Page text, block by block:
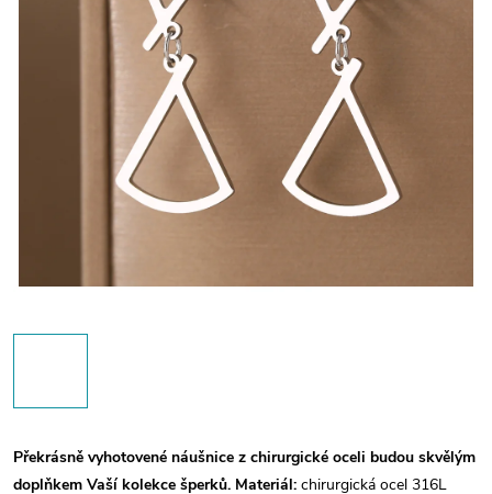
Překrásně vyhotovené náušnice z chirurgické oceli budou skvělým
doplňkem Vaší kolekce šperků. Materiál: chirurgická ocel 316L